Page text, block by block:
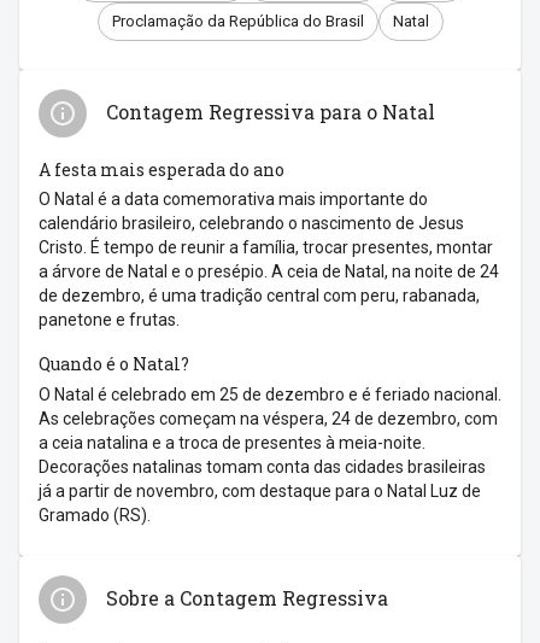
Proclamação da República do Brasil Natal
Contagem Regressiva para o Natal
A festa mais esperada do ano
O Natal é a data comemorativa mais importante do
calendário brasileiro, celebrando o nascimento de Jesus
Cristo. É tempo de reunir a família, trocar presentes, montar
a árvore de Natal e o presépio. A ceia de Natal, na noite de 24
de dezembro, é uma tradição central com peru, rabanada,
panetone e frutas.
Quando é o Natal?
O Natal é celebrado em 25 de dezembro e é feriado nacional.
As celebrações começam na véspera, 24 de dezembro, com
a ceia natalina e a troca de presentes à meia-noite.
Decorações natalinas tomam conta das cidades brasileiras
já a partir de novembro, com destaque para o Natal Luz de
Gramado (RS).
Sobre a Contagem Regressiva